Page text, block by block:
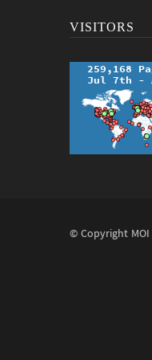
VISITORS
© Copyright MOI